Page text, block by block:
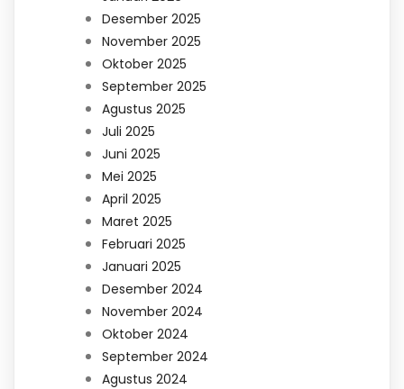
Desember 2025
November 2025
Oktober 2025
September 2025
Agustus 2025
Juli 2025
Juni 2025
Mei 2025
April 2025
Maret 2025
Februari 2025
Januari 2025
Desember 2024
November 2024
Oktober 2024
September 2024
Agustus 2024